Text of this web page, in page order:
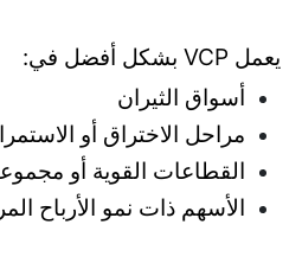
يعمل VCP بشكل أفضل في:
أسواق الثيران
مراحل الاختراق أو
القطاعات القوية أو
الأسهم ذات نمو الأرباح